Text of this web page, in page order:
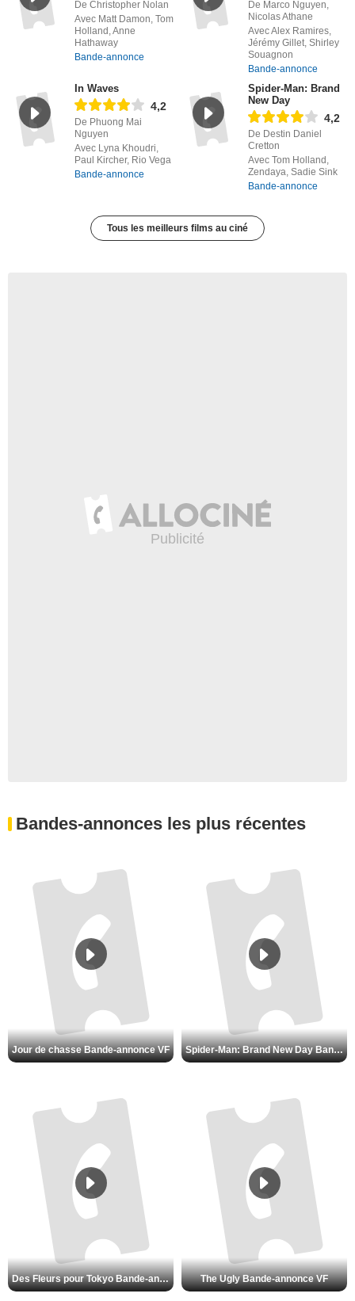
De Christopher Nolan
Avec Matt Damon, Tom
Holland, Anne
Hathaway
Bande-annonce
De Marco Nguyen,
Nicolas Athane
Avec Alex Ramires,
Jérémy Gillet, Shirley
Souagnon
Bande-annonce
In Waves
4,2
De Phuong Mai
Nguyen
Avec Lyna Khoudri,
Paul Kircher, Rio Vega
Bande-annonce
Spider-Man: Brand
New Day
4,2
De Destin Daniel
Cretton
Avec Tom Holland,
Zendaya, Sadie Sink
Bande-annonce
Tous les meilleurs films au ciné
Bandes-annonces les plus récentes
Jour de chasse Bande-annonce VF Spider-Man: Brand New Day Bande-annonce (3) VO STFR
Des Fleurs pour Tokyo Bande-annonce VO STFR The Ugly Bande-annonce VF